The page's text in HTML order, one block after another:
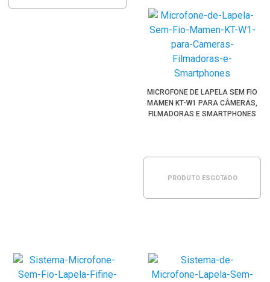
MICROFONE DE LAPELA SEM FIO
MAMEN KT-W1 PARA CÂMERAS,
FILMADORAS E SMARTPHONES
PRODUTO ESGOTADO